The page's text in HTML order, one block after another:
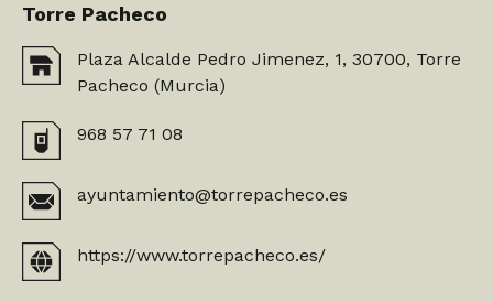
Torre Pacheco
Plaza Alcalde Pedro Jimenez, 1, 30700, Torre
Pacheco (Murcia)
968 57 71 08
ayuntamiento@torrepacheco.es
https://www.torrepacheco.es/